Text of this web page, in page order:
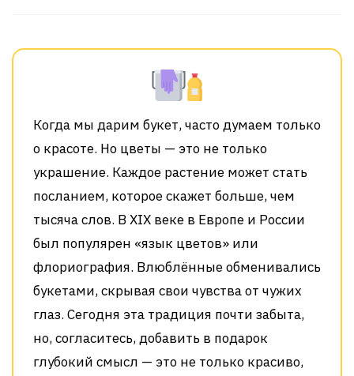
Когда мы дарим букет, часто думаем только
о красоте. Но цветы — это не только
украшение. Каждое растение может стать
посланием, которое скажет больше, чем
тысяча слов. В XIX веке в Европе и России
был популярен «язык цветов» или
флориография. Влюблённые обменивались
букетами, скрывая свои чувства от чужих
глаз. Сегодня эта традиция почти забыта,
но, согласитесь, добавить в подарок
глубокий смысл — это не только красиво,